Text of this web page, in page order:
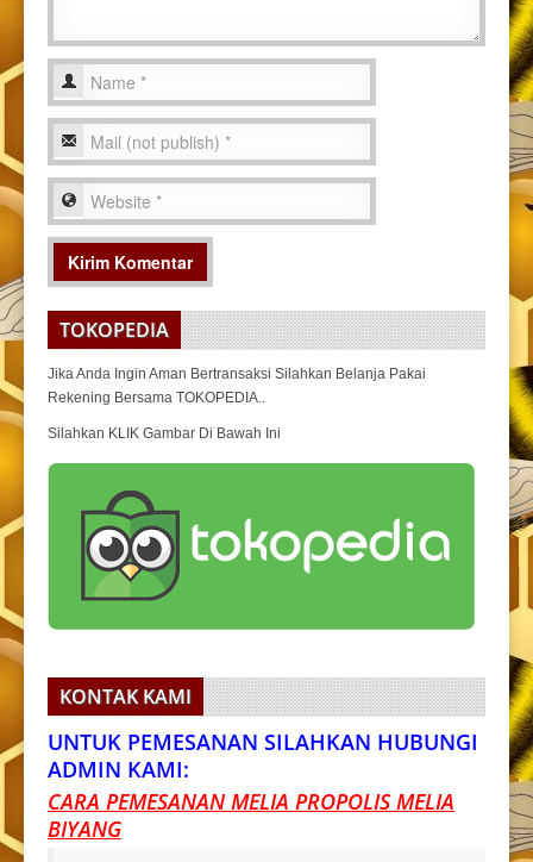
TOKOPEDIA
Jika Anda Ingin Aman Bertransaksi Silahkan Belanja Pakai
Rekening Bersama TOKOPEDIA..
Silahkan KLIK Gambar Di Bawah Ini
KONTAK KAMI
UNTUK PEMESANAN SILAHKAN HUBUNGI
ADMIN KAMI:
CARA PEMESANAN MELIA PROPOLIS MELIA
BIYANG